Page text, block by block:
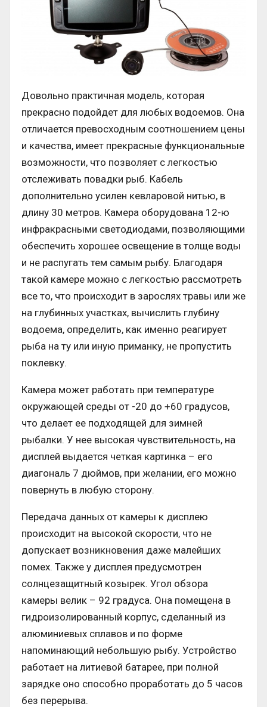
Довольно практичная модель, которая
прекрасно подойдет для любых водоемов. Она
отличается превосходным соотношением цены
и качества, имеет прекрасные функциональные
возможности, что позволяет с легкостью
отслеживать повадки рыб. Кабель
дополнительно усилен кевларовой нитью, в
длину 30 метров. Камера оборудована 12-ю
инфракрасными светодиодами, позволяющими
обеспечить хорошее освещение в толще воды
и не распугать тем самым рыбу. Благодаря
такой камере можно с легкостью рассмотреть
все то, что происходит в зарослях травы или же
на глубинных участках, вычислить глубину
водоема, определить, как именно реагирует
рыба на ту или иную приманку, не пропустить
поклевку.
Камера может работать при температуре
окружающей среды от -20 до +60 градусов,
что делает ее подходящей для зимней
рыбалки. У нее высокая чувствительность, на
дисплей выдается четкая картинка – его
диагональ 7 дюймов, при желании, его можно
повернуть в любую сторону.
Передача данных от камеры к дисплею
происходит на высокой скорости, что не
допускает возникновения даже малейших
помех. Также у дисплея предусмотрен
солнцезащитный козырек. Угол обзора
камеры велик – 92 градуса. Она помещена в
гидроизолированный корпус, сделанный из
алюминиевых сплавов и по форме
напоминающий небольшую рыбу. Устройство
работает на литиевой батарее, при полной
зарядке оно способно проработать до 5 часов
без перерыва.